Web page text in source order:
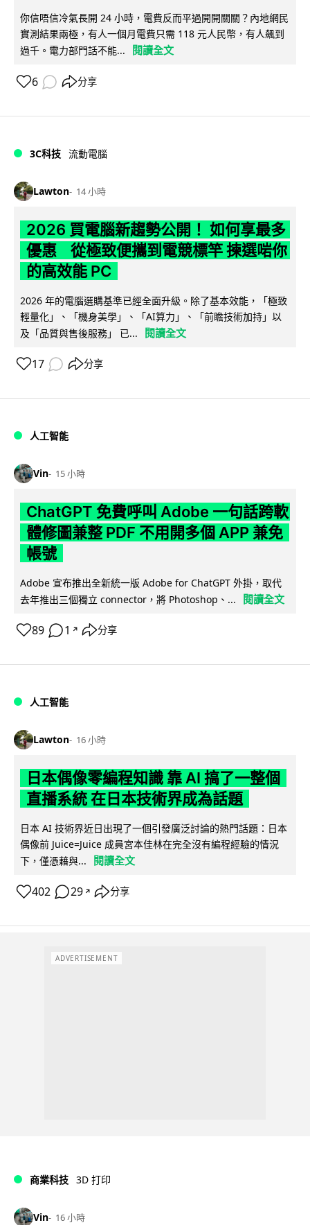
你信唔信冷氣長開 24 小時，電費反而平過開開關關？內地網民
實測結果兩極，有人一個月電費只需 118 元人民幣，有人飆到
過千。電力部門話不能...
閱讀全文
6 分享
3C科技 流動電腦
Lawton 14 小時
2026 買電腦新趨勢公開！ 如何享最多
優惠 從極致便攜到電競標竿 揀選啱你
的高效能 PC
2026 年的電腦選購基準已經全面升級。除了基本效能，「極致
輕量化」、「機身美學」、「AI算力」、「前瞻技術加持」以
及「品質與售後服務」 已...
閱讀全文
17 分享
人工智能
Vin 15 小時
ChatGPT 免費呼叫 Adobe 一句話跨軟
體修圖兼整 PDF 不用開多個 APP 兼免
帳號
Adobe 宣布推出全新統一版 Adobe for ChatGPT 外掛，取代
去年推出三個獨立 connector，將 Photoshop、...
閱讀全文
89 1 ↗ 分享
人工智能
Lawton 16 小時
日本偶像零編程知識 靠 AI 搞了一整個
直播系統 在日本技術界成為話題
日本 AI 技術界近日出現了一個引發廣泛討論的熱門話題：日本
偶像前 Juice=Juice 成員宮本佳林在完全沒有編程經驗的情況
下，僅憑藉與...
閱讀全文
402 29 ↗ 分享
ADVERTISEMENT
商業科技 3D 打印
Vin 16 小時